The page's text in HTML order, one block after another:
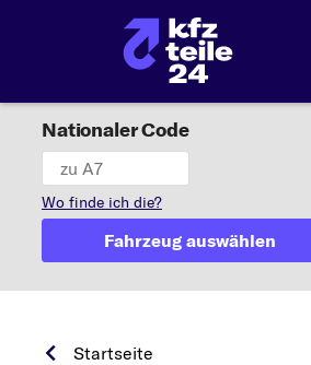
Nationaler Code
Wo finde ich die?
Fahrzeug auswählen
Startseite